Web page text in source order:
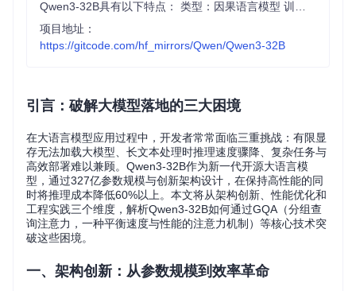
项目地址：
https://gitcode.com/hf_mirrors/Qwen/Qwen3-32B
引言：破解大模型落地的三大困境
在大语言模型应用过程中，开发者常常面临三重挑战：有限显
存无法加载大模型、长文本处理时推理速度骤降、复杂任务与
高效部署难以兼顾。Qwen3-32B作为新一代开源大语言模
型，通过327亿参数规模与创新架构设计，在保持高性能的同
时将推理成本降低60%以上。本文将从架构创新、性能优化和
工程实践三个维度，解析Qwen3-32B如何通过GQA（分组查
询注意力，一种平衡速度与性能的注意力机制）等核心技术突
破这些困境。
一、架构创新：从参数规模到效率革命